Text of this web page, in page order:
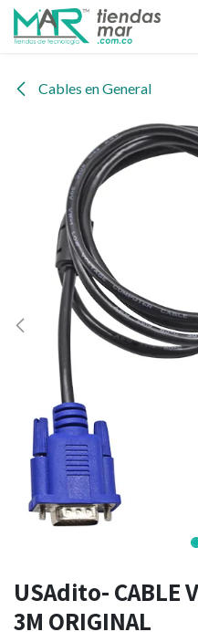
Ir al contenido
Cables en General
USAdito- CABLE
3M ORIGINAL